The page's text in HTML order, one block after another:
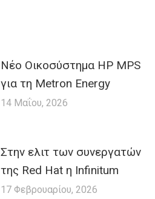
Nέο Οικοσύστημα HP MPS
για τη Metron Energy
14 Μαΐου, 2026
Στην ελιτ των συνεργατών
της Red Hat η Infinitum
17 Φεβρουαρίου, 2026